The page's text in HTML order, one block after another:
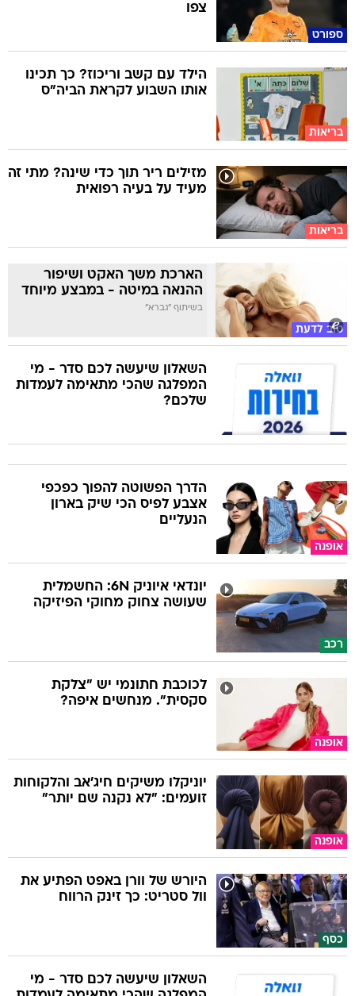
ספורט
צפו
בריאות
הילד עם קשב וריכוז? כך תכינו
אותו השבוע לקראת הביה"ס
בריאות
מזילים ריר תוך כדי שינה? מתי זה
מעיד על בעיה רפואית
טוב לדעת
הארכת משך האקט ושיפור
ההנאה במיטה - במבצע מיוחד
בשיתוף "גברא"
השאלון שיעשה לכם סדר - מי
המפלגה שהכי מתאימה לעמדות
שלכם?
אופנה
הדרך הפשוטה להפוך כפכפי
אצבע לפיס הכי שיק בארון
הנעליים
רכב
יונדאי איוניק 6N: החשמלית
שעושה צחוק מחוקי הפיזיקה
אופנה
לכוכבת חתונמי יש "צלקת
סקסית". מנחשים איפה?
אופנה
יוניקלו משיקים חיג'אב והלקוחות
זועמים: "לא נקנה שם יותר"
כסף
היורש של וורן באפט הפתיע את
וול סטריט: כך זינק הרווח
השאלון שיעשה לכם סדר - מי